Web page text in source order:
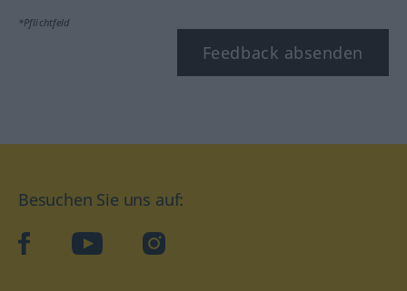
*Pflichtfeld
Feedback absenden
Besuchen Sie uns auf:
facebookYouTube Instagram